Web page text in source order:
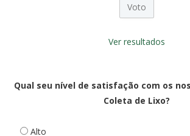
Ver resultados
Qual seu nível de satisfação com os
Coleta de Lixo?
Alto